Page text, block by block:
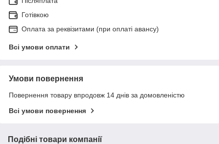
Готівкою
Оплата за реквізитами (при оплаті авансу)
Всі умови оплати
Умови повернення
Повернення товару впродовж 14 днів за домовленістю
Всі умови повернення
Подібні товари компанії